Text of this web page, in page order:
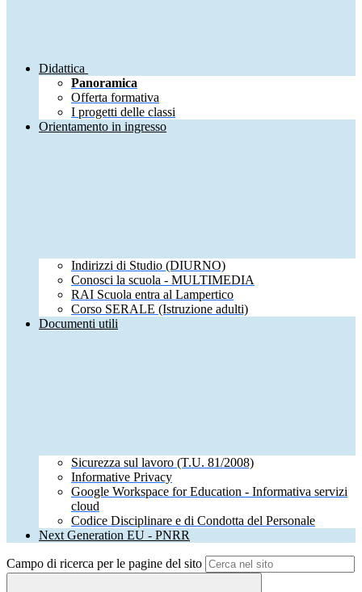
Didattica
Panoramica
Offerta formativa
I progetti delle classi
Orientamento in ingresso
Indirizzi di Studio (DIURNO)
Conosci la scuola - MULTIMEDIA
RAI Scuola entra al Lampertico
Corso SERALE (Istruzione adulti)
Documenti utili
Sicurezza sul lavoro (T.U. 81/2008)
Informative Privacy
Google Workspace for Education - Informativa servizi
cloud
Codice Disciplinare e di Condotta del Personale
Next Generation EU - PNRR
Campo di ricerca per le pagine del sito